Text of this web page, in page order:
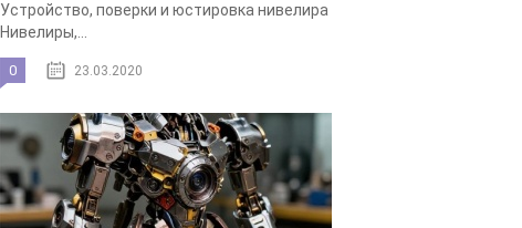
Устройство, поверки и юстировка нивелира
Нивелиры,...
0 23.03.2020